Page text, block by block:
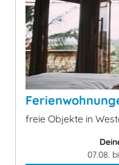
freie Objekte in
07.08.